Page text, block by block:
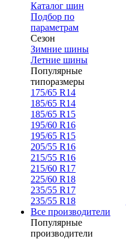
Каталог шин
Подбор по
параметрам
Сезон
Зимние шины
Летние шины
Популярные
типоразмеры
175/65 R14
185/65 R14
185/65 R15
195/60 R16
195/65 R15
205/55 R16
215/55 R16
215/60 R17
225/60 R18
235/55 R17
235/55 R18
Все производители
Популярные
производители